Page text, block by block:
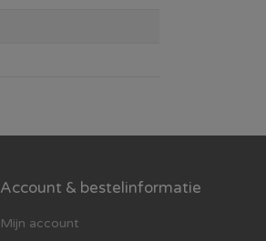
Account & bestelinformatie
Mijn account